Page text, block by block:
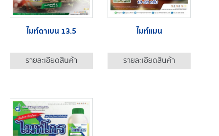
ไมท์ดาเบน 13.5
รายละเอียดสินค้า
ไมท์แมน
รายละเอียดสินค้า